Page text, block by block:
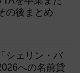
の後まとめ
シェリン・バ
への名前貸